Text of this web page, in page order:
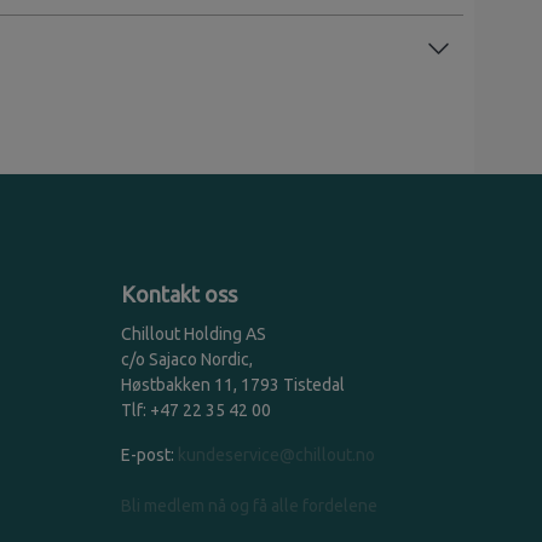
Kontakt oss
Chillout Holding AS
c/o Sajaco Nordic,
Høstbakken 11, 1793 Tistedal
Tlf: +47 22 35 42 00
E-post: kundeservice@chillout.no
Bli medlem nå og få alle fordelene